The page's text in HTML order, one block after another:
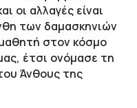
οι αλλαγές είναι
των δαμασκηνιών
στον κόσμο
έτσι ονόμασε τη
Άνθους της